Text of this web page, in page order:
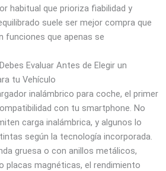
habitual que prioriza fiabilidad y
suele ser mejor compra que
funciones que apenas se
Evaluar Antes de Elegir un
tu Vehículo
inalámbrico para coche, el primer
con tu smartphone. No
carga inalámbrica, y algunos lo
según la tecnología incorporada.
gruesa o con anillos metálicos,
magnéticas, el rendimiento